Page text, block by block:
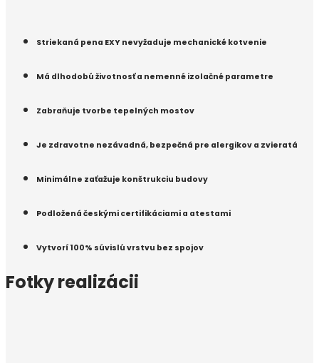
Striekaná pena EXY nevyžaduje mechanické kotvenie
Má dlhodobú životnosť a nemenné izolačné parametre
Zabraňuje tvorbe tepelných mostov
Je zdravotne nezávadná, bezpečná pre alergikov a zvieratá
Minimálne zaťažuje konštrukciu budovy
Podložená českými certifikáciami a atestami
Vytvorí 100% súvislú vrstvu bez spojov
Fotky realizácii